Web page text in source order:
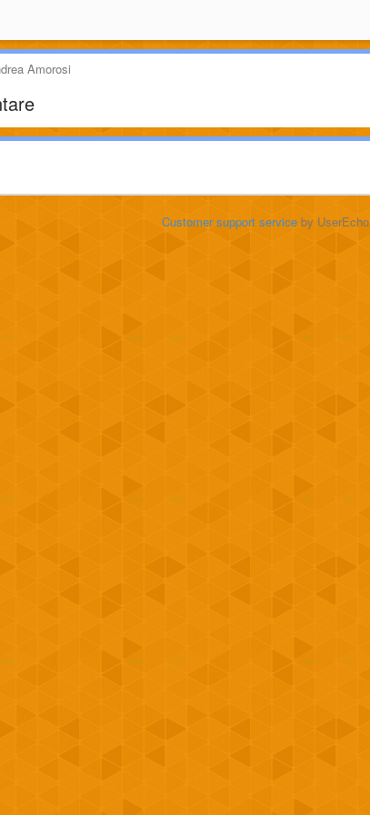
Amorosi
Customer support serviceby UserEcho